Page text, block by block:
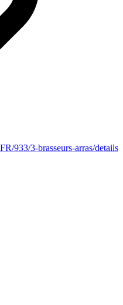
933/3-brasseurs-arras/details